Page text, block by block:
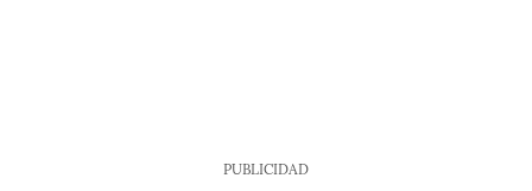
PUBLICIDAD